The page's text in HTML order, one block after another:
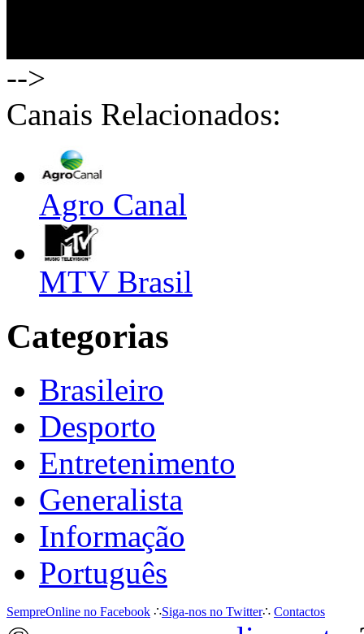
-->
Canais Relacionados:
Agro Canal
MTV Brasil
Categorias
Brasileiro
Desporto
Entretenimento
Generalista
Informação
Português
SempreOnline no Facebook ∴Siga-nos no Twitter∴ Contactos